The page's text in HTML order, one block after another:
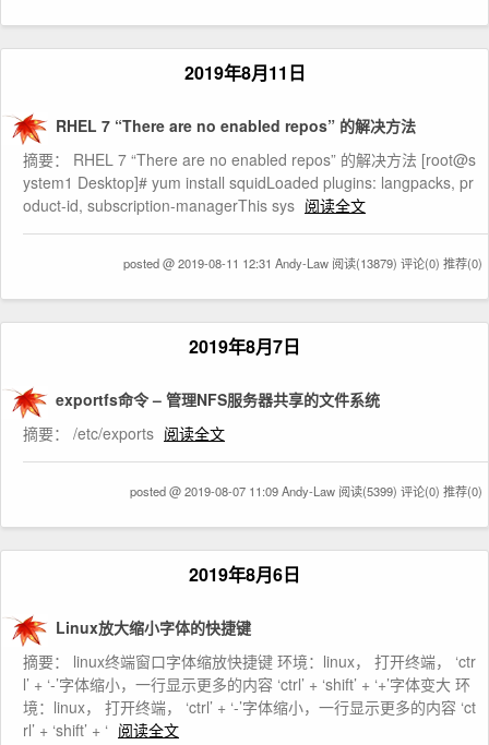
2019年8月11日
RHEL 7 “There are no enabled repos” 的解决方法
摘要： RHEL 7 “There are no enabled repos” 的解决方法 [root@s
ystem1 Desktop]# yum install squidLoaded plugins: langpacks, pr
oduct-id, subscription-managerThis sys 阅读全文
posted @ 2019-08-11 12:31 Andy-Law 阅读(13879) 评论(0) 推荐(0)
2019年8月7日
exportfs命令 – 管理NFS服务器共享的文件系统
摘要： /etc/exports 阅读全文
posted @ 2019-08-07 11:09 Andy-Law 阅读(5399) 评论(0) 推荐(0)
2019年8月6日
Linux放大缩小字体的快捷键
摘要： linux终端窗口字体缩放快捷键 环境：linux， 打开终端， ‘ctr
l’ + ‘-’字体缩小，一行显示更多的内容 ‘ctrl’ + ‘shift’ + ‘+’字体变大 环
境：linux， 打开终端， ‘ctrl’ + ‘-’字体缩小，一行显示更多的内容 ‘ct
rl’ + ‘shift’ + ‘ 阅读全文